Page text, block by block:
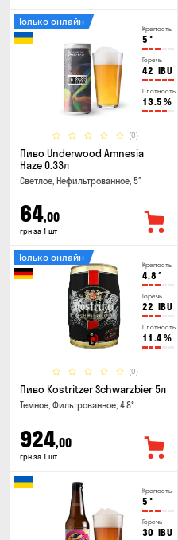
Крепость
5 °
Горечь
42 IBU
Плотность
13.5 %
(0)
Только онлайн
Пиво Underwood Amnesia
Haze 0.33л
Светлое, Нефильтрованное, 5°
64,00
грн за 1 шт
Крепость
4.8 °
Горечь
22 IBU
Плотность
11.4%
(0)
Только онлайн
Пиво Kostritzer Schwarzbier 5л
Темное, Фильтрованное, 4.8°
924,00
грн за 1 шт
Крепость
5 °
Горечь
30 IBU